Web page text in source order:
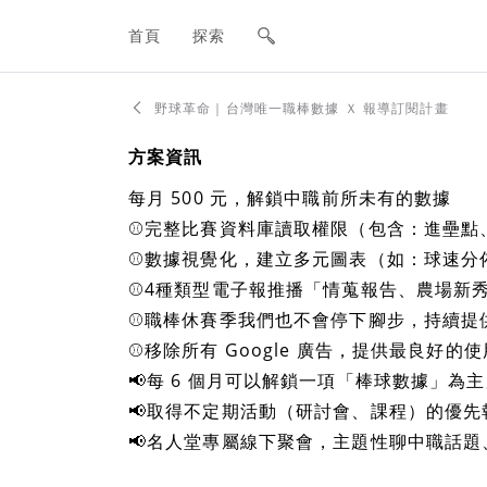
網站主要導航欄
首頁 探索
野球革命｜台灣唯一職棒數據 Ｘ 報導訂閱計畫
方案資訊
每月 500 元，解鎖中職前所未有的數據
⚾完整比賽資料庫讀取權限（包含：進壘
⚾數據視覺化，建立多元圖表（如：球速
⚾4種類型電子報推播「情蒐報告、農場新
⚾職棒休賽季我們也不會停下腳步，持續
⚾移除所有 Google 廣告，提供最良好的
📢每 6 個月可以解鎖一項「棒球數據」為
📢取得不定期活動（研討會、課程）的優
📢名人堂專屬線下聚會，主題性聊中職話